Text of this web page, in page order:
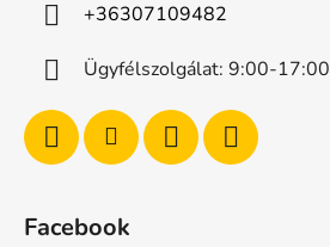
+36307109482
Ügyfélszolgálat: 9:00-17:00
Facebook